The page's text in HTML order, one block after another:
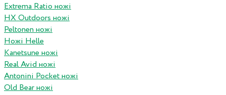
Extrema Ratio ножі
HX Outdoors ножі
Peltonen ножі
Ножі Helle
Kanetsune ножі
Real Avid ножі
Antonini Pocket ножі
Old Bear ножі